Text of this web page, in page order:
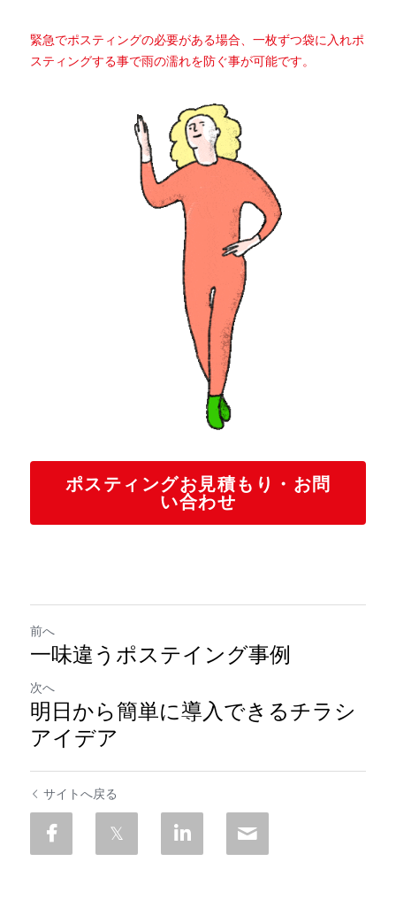
緊急でポスティングの必要がある場合、一枚ずつ袋に入れポ
スティングする事で雨の濡れを防ぐ事が可能です。
ポスティングお見積もり・お問
い合わせ
前へ
一味違うポステイング事例
次へ
明日から簡単に導入できるチラシ
アイデア
サイトへ戻る